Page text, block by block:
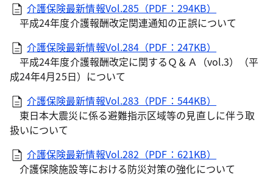
介護保険最新情報Vol.285（PDF：294KB）
平成24年度介護報酬改定関連通知の正誤について
介護保険最新情報Vol.284（PDF：247KB）
平成24年度介護報酬改定に関するＱ＆Ａ（vol.3）（平
成24年4月25日）について
介護保険最新情報Vol.283（PDF：544KB）
東日本大震災に係る避難指示区域等の見直しに伴う取
扱いについて
介護保険最新情報Vol.282（PDF：621KB）
介護保険施設等における防災対策の強化について